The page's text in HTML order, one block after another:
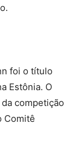
foi o título
Estônia. O
competição
Comitê